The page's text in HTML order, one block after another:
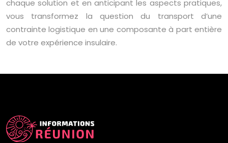
chaque solution et en anticipant les aspects pratiques,
vous transformez la question du transport d’une
contrainte logistique en une composante à part entière
de votre expérience insulaire.